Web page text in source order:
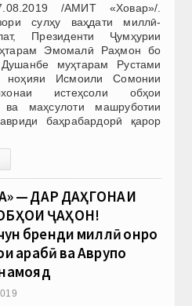
/АМИТ «Ховар»/.
сулҳу ваҳдати миллӣ-
Президенти Ҷумҳурии
Эмомалӣ Раҳмон бо
муҳтарам Рустами
Исмоили Сомонии
истеҳсоли обҳои
ва маҳсулоти машруботии
баҳрабардорӣ қарор
— ДАР ДАҲГОНАИ
ҶАҲОН!
бренди миллӣ онро
арабӣ ва Аврупо